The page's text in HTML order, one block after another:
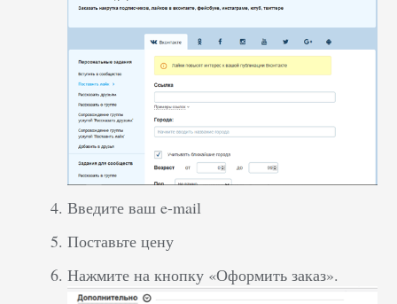
Введите ваш e-mail
Поставьте цену
Нажмите на кнопку «Оформить заказ».